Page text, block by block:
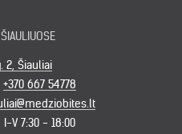
2, Šiauliai
+370 667 54778
I-V 7:30 - 18:00